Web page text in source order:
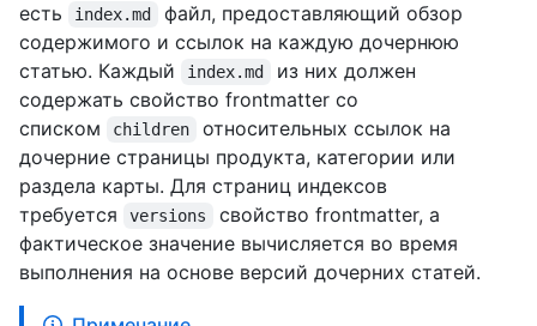
есть
index.md
файл, предоставляющий обзор
содержимого и ссылок на каждую дочернюю
статью. Каждый
index.md
из них должен
содержать свойство frontmatter со
списком
children
относительных ссылок на
дочерние страницы продукта, категории или
раздела карты. Для страниц индексов
требуется
versions
свойство frontmatter, а
фактическое значение вычисляется во время
выполнения на основе версий дочерних статей.